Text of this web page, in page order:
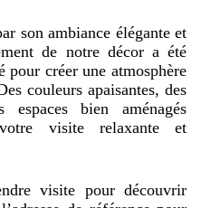
son ambiance élégante et
de notre décor a été
pour créer une atmosphère
couleurs apaisantes, des
bien aménagés
visite relaxante et
visite pour découvrir